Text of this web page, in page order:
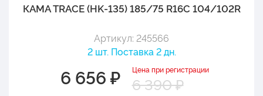
КАМА TRACE (HK-135) 185/75 R16C 104/102R
Артикул: 245566
2 шт. Поставка 2 дн.
6 656 ₽ Цена при регистрации
6 390 ₽